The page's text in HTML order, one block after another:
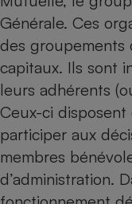
Générale. Ces
des groupements
capitaux. Ils sont
leurs adhérents
Ceux-ci
participer aux
membres
d’administration.